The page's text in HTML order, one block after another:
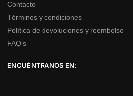
Contacto
Términos y condiciones
Política de devoluciones y reembolso
FAQ’s
ENCUÉNTRANOS EN: